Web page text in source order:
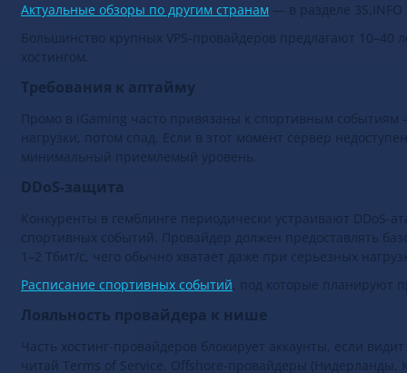
Актуальные обзоры по другим странам — в разделе
Большинство крупных VPS-провайдеров предлагают
хостингом.
Требования к аптайму
Промо в iGaming часто привязаны к спортивным
нагрузки, потом спад. Если в этот момент сервер
минимальный приемлемый уровень.
DDoS-защита
Конкуренты в гемблинге периодически устраивают
спортивных событий. Провайдер должен предоставлять
1–2 Тбит/с, чего обычно хватает даже при серьезных
Расписание спортивных событий, под которые планируют
Лояльность провайдера к нише
Часть хостинг-провайдеров блокирует аккаунты, если
читай Terms of Service. Offshore-провайдеры (Нидерланды,